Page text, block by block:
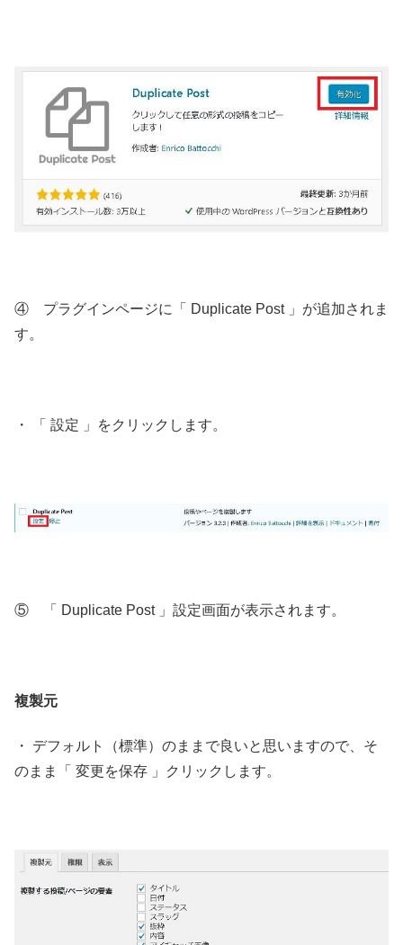
④ プラグインページに「 Duplicate Post 」が追加されま
す。
・ 「 設定 」をクリックします。
⑤ 「 Duplicate Post 」設定画面が表示されます。
複製元
・ デフォルト（標準）のままで良いと思いますので、そ
のまま「 変更を保存 」クリックします。